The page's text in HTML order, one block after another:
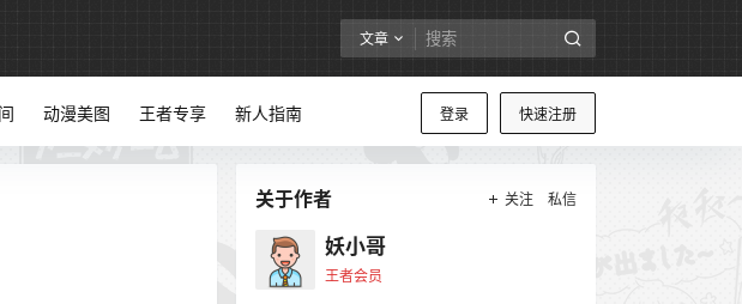
文章
登录 快速注册
动漫美图 王者专享 新人指南
关于作者 关注 私信
妖小哥
王者会员